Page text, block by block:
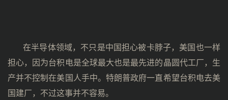
在半导体领域，不只是中国担心被卡脖子，美国也一样
担心，因为台积电是全球最大也是最先进的晶圆代工厂，生
产并不控制在美国人手中。特朗普政府一直希望台积电去美
国建厂，不过这事并不容易。